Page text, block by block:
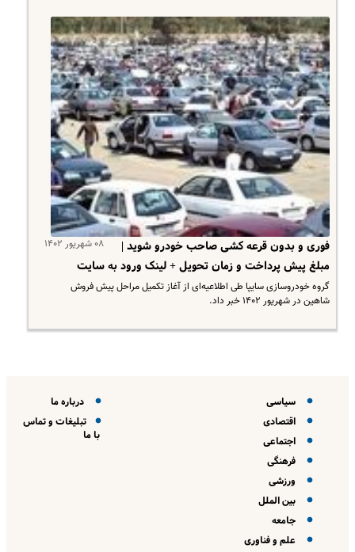
۰۸ شهریور ۱۴۰۲
فوری و بدون قرعه کشی صاحب خودرو شوید |
مبلغ پیش پرداخت و زمان تحویل + لینک ورود به سایت
گروه خودروسازی سایپا طی اطلاعیه‌ای از آغاز تکمیل مراحل پیش فروش
شاهین در شهریور ۱۴۰۲ خبر داد.
سیاسی
اقتصادی
اجتماعی
فرهنگی
ورزشی
بین الملل
جامعه
علم و فناوری
درباره ما
تبلیغات و تماس
با ما